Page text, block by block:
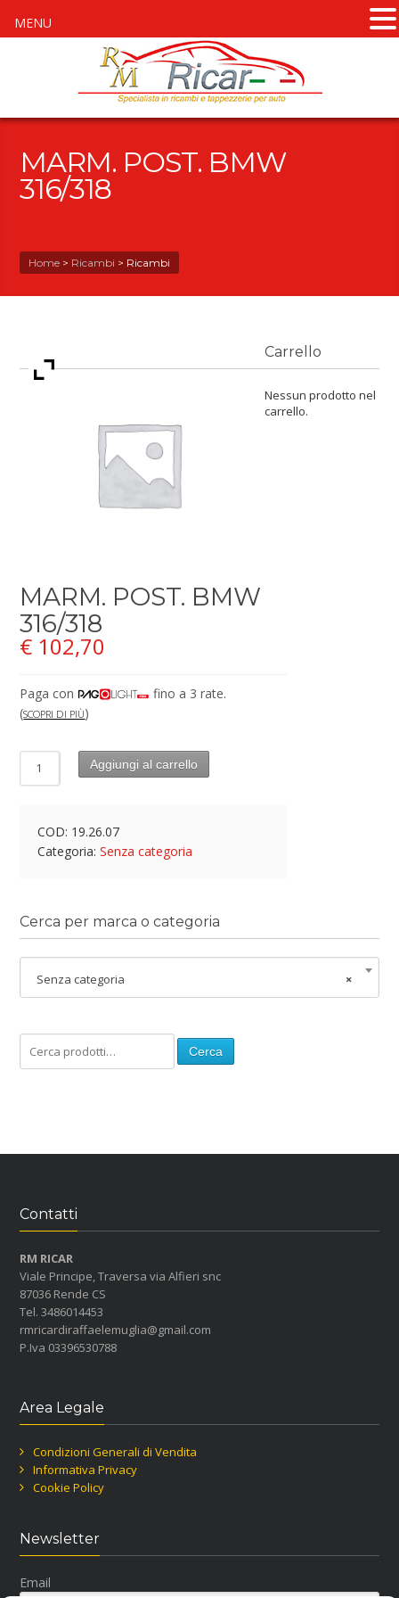
MARM. POST. BMW
316/318
Home > Ricambi > Ricambi
MARM. POST. BMW
316/318
€ 102,70
Paga con
fino a 3 rate.
(SCOPRI DI PIÙ)
Aggiungi al carrello
COD: 19.26.07
Categoria:Senza categoria
Carrello
Nessun prodotto nel
carrello.
Cerca per marca o categoria
×
Senza categoria
Cerca
Contatti
RM RICAR
Viale Principe, Traversa via Alfieri snc
87036 Rende CS
Tel. 3486014453
rmricardiraffaelemuglia@gmail.com
P.Iva 03396530788
Area Legale
Condizioni Generali di Vendita
Informativa Privacy
Cookie Policy
Newsletter
Email
MENU